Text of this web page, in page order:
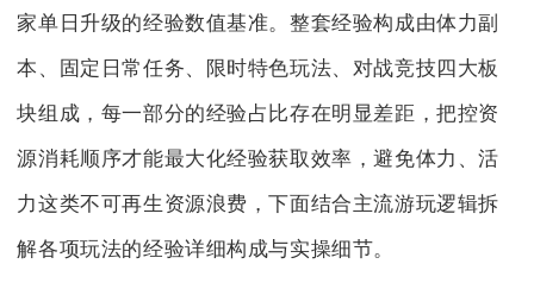
家单日升级的经验数值基准。整套经验构成由体力副
本、固定日常任务、限时特色玩法、对战竞技四大板
块组成，每一部分的经验占比存在明显差距，把控资
源消耗顺序才能最大化经验获取效率，避免体力、活
力这类不可再生资源浪费，下面结合主流游玩逻辑拆
解各项玩法的经验详细构成与实操细节。